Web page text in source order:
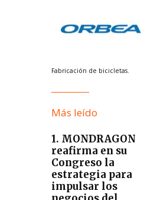
Fabricación de bicicletas.
Más leído
1. MONDRAGON
reafirma en su
Congreso la
estrategia para
impulsar los